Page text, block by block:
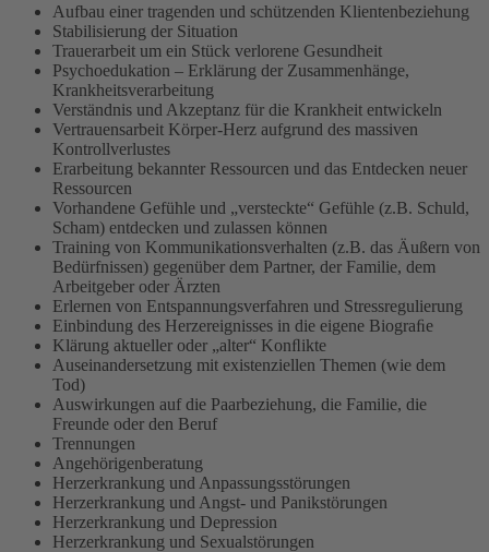
Aufbau einer tragenden und schützenden Klientenbeziehung
Stabilisierung der Situation
Trauerarbeit um ein Stück verlorene Gesundheit
Psychoedukation – Erklärung der Zusammenhänge,
Krankheitsverarbeitung
Verständnis und Akzeptanz für die Krankheit entwickeln
Vertrauensarbeit Körper-Herz aufgrund des massiven
Kontrollverlustes
Erarbeitung bekannter Ressourcen und das Entdecken neuer
Ressourcen
Vorhandene Gefühle und „versteckte“ Gefühle (z.B. Schuld,
Scham) entdecken und zulassen können
Training von Kommunikationsverhalten (z.B. das Äußern von
Bedürfnissen) gegenüber dem Partner, der Familie, dem
Arbeitgeber oder Ärzten
Erlernen von Entspannungsverfahren und Stressregulierung
Einbindung des Herzereignisses in die eigene Biograﬁe
Klärung aktueller oder „alter“ Konﬂikte
Auseinandersetzung mit existenziellen Themen (wie dem
Tod)
Auswirkungen auf die Paarbeziehung, die Familie, die
Freunde oder den Beruf
Trennungen
Angehörigenberatung
Herzerkrankung und Anpassungsstörungen
Herzerkrankung und Angst- und Panikstörungen
Herzerkrankung und Depression
Herzerkrankung und Sexualstörungen